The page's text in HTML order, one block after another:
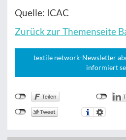
Quelle: ICAC
Zurück zur Themenseite
textile network-Newsletter
informiert